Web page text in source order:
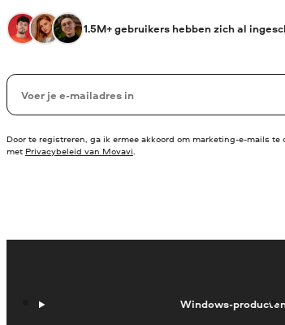
1.5M+ gebruikers hebben zich al
Uw e-mail
Door te registreren, ga ik ermee akkoord om marketing-e-mails
met Privacybeleid van Movavi.
Windows-